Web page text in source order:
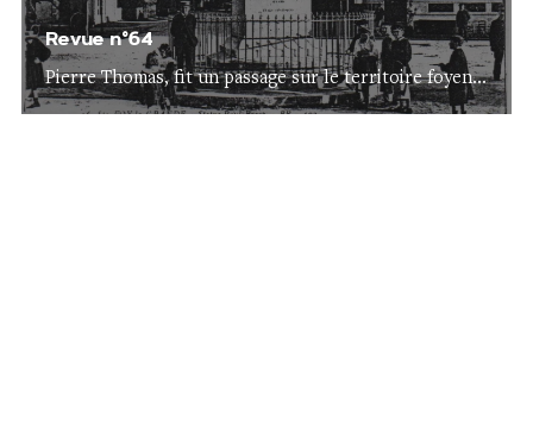
Revue n°64
Pierre Thomas, fit un passage sur le territoire foyen...